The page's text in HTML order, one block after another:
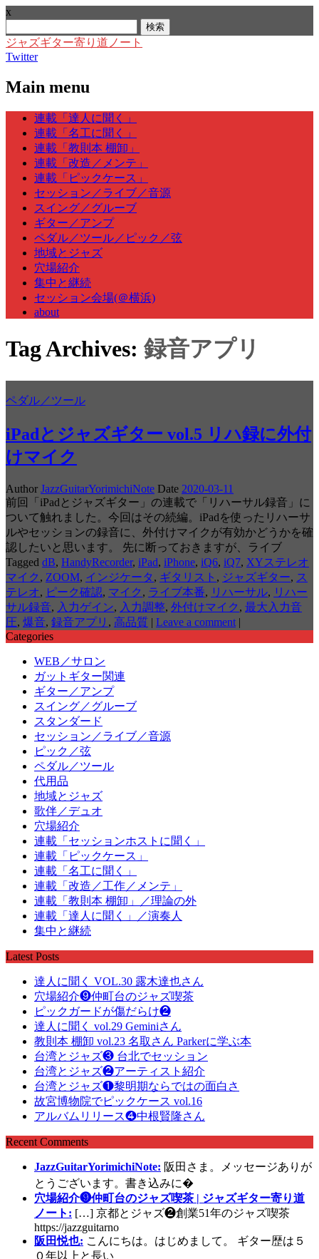
x
索:
ジャズギター寄り道ノート
Twitter
Main menu
Skip
content
連載「達人に聞く」
連載「名工に聞く」
連載「教則本 棚卸」
連載「改造／メンテ」
連載「ピックケース」
セッション／ライブ／音源
スイング／グルーブ
ギター／アンプ
ペダル／ツール／ピック／弦
地域とジャズ
穴場紹介
集中と継続
セッション会場(＠横浜)
about
Tag Archives: 録音アプリ
ペダル／ツール
iPadとジャズギター vol.5 リハ録に外付
けマイク
Author JazzGuitarYorimichiNote Date 2020-03-11
前回「iPadとジャズギター」の連載で「リハーサル録音」に
ついて触れました。今回はその続編。iPadを使ったリハーサ
ルやセッションの録音に、外付けマイクが有効かどうかを確
認したいと思います。 先に断っておきますが、ライブ
Tagged dB, HandyRecorder, iPad, iPhone, iQ6, iQ7, XYステレオ
マイク , ZOOM, インジケータ , ギタリスト , ジャズギター, ス
テレオ, ピーク確認, マイク , ライブ本番, リハーサル, リハー
サル録音, 入力ゲイン, 入力調整, 外付けマイク , 最大入力音
圧, 爆音, 録音アプリ , 高品質 | Leave a comment |
Categories
WEB／サロン
ガットギター関連
ギター／アンプ
スイング／グルーブ
スタンダード
セッション／ライブ／音源
ピック／弦
ペダル／ツール
代用品
地域とジャズ
歌伴／デュオ
穴場紹介
連載「セッションホストに聞く」
連載「ピックケース」
連載「名工に聞く」
連載「改造／工作／メンテ」
連載「教則本 棚卸」／理論の外
連載「達人に聞く」／演奏人
集中と継続
Latest Posts
達人に聞く VOL.30 露木達也さん
穴場紹介❾仲町台のジャズ喫茶
ピックガードが傷だらけ❷
達人に聞く vol.29 Geminiさん
教則本 棚卸 vol.23 名取さん Parkerに学ぶ本
台湾とジャズ❸ 台北でセッション
台湾とジャズ❷アーティスト紹介
台湾とジャズ❶黎明期ならではの面白さ
故宮博物院でピックケース vol.16
アルバムリリース❹中根賢隆さん
Recent Comments
JazzGuitarYorimichiNote: 阪田さま。メッセージありが
とうございます。書き込みに�
穴場紹介❾仲町台のジャズ喫茶 | ジャズギター寄り道
ノート: […] 京都とジャズ❷創業51年のジャズ喫茶
https://jazzguitarno
阪田悦也: こんにちは。はじめまして。 ギター歴は５
０年以上と長い